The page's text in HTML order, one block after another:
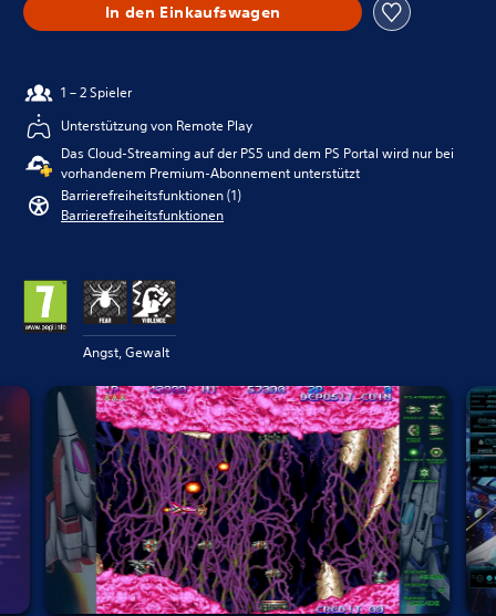
In den Einkaufswagen
1 – 2 Spieler
Unterstützung von Remote Play
Das Cloud-Streaming auf der PS5 und dem PS Portal wird nur bei
vorhandenem Premium-Abonnement unterstützt
Barrierefreiheitsfunktionen (1)
Barrierefreiheitsfunktionen
Angst, Gewalt